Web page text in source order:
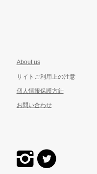
About us
サイトご利用上の注意
個人情報保護方針
お問い合わせ